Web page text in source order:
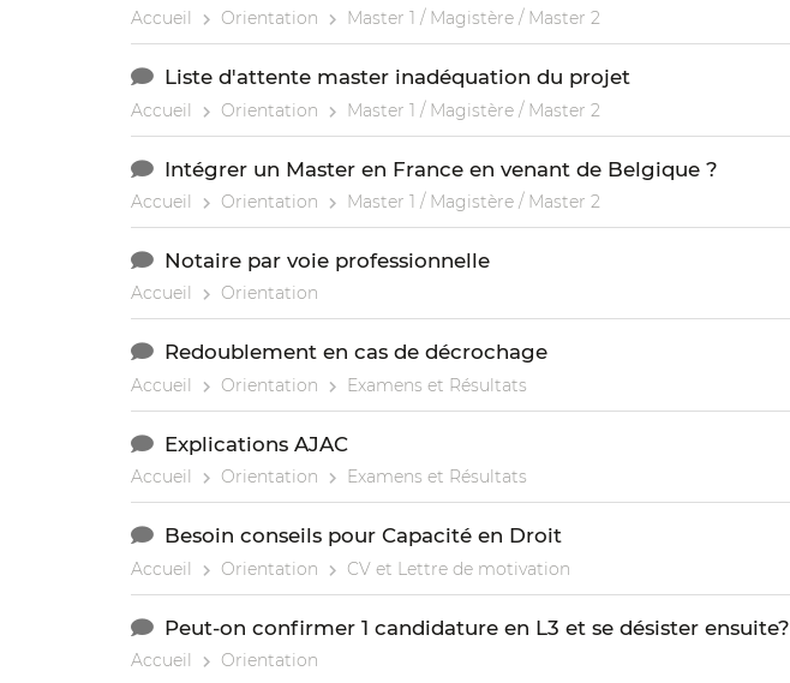
Accueil Orientation Master 1 / Magistère / Master 2
Liste d'attente master inadéquation du projet
Accueil Orientation Master 1 / Magistère / Master 2
Intégrer un Master en France en venant de Belgique ?
Accueil Orientation Master 1 / Magistère / Master 2
Notaire par voie professionnelle
Accueil Orientation
Redoublement en cas de décrochage
Accueil Orientation Examens et Résultats
Explications AJAC
Accueil Orientation Examens et Résultats
Besoin conseils pour Capacité en Droit
Accueil Orientation CV et Lettre de motivation
Peut-on confirmer 1 candidature en L3 et se désister ensuite?
Accueil Orientation